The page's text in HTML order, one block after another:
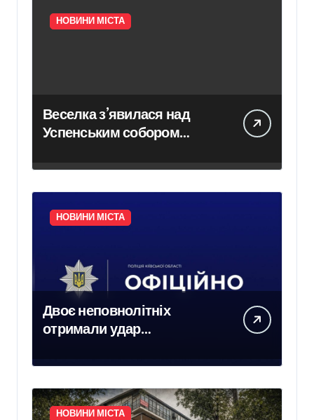
НОВИНИ МІСТА
Веселка з’явилася над
Успенським собором
НОВИНИ МІСТА
Двоє неповнолітніх
отримали удар
залізничних коліях у
Броварах
НОВИНИ МІСТА